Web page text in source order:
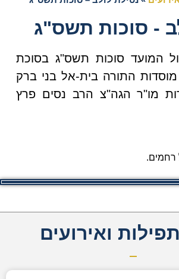
- סוכות תשס"ג
המועד סוכות תשס"ג בסוכת
התורה בית-אל בני ברק
מו"ר הגה"צ הרב נסים פרץ
רחמים.
ואירועים